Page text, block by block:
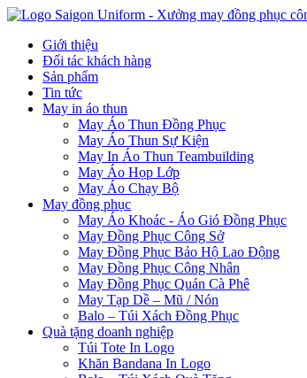
Giới thiệu
Đối tác khách hàng
Sản phẩm
Tin tức
May in áo thun
May Áo Thun Đồng Phục
May Áo Thun Sự Kiện
May In Áo Thun Teambuilding
May Áo Họp Lớp
May Áo Chạy Bộ
May đồng phục
May Áo Khoác - Áo Gió Đồng Phục
May Đồng Phục Công Sở
May Đồng Phục Bảo Hộ Lao Động
May Đồng Phục Công Nhân
May Đồng Phục Quán Cà Phê
May Tạp Dề – Mũ / Nón
Balo – Túi Xách Đồng Phục
Quà tặng doanh nghiệp
Túi Tote In Logo
Khăn Bandana In Logo